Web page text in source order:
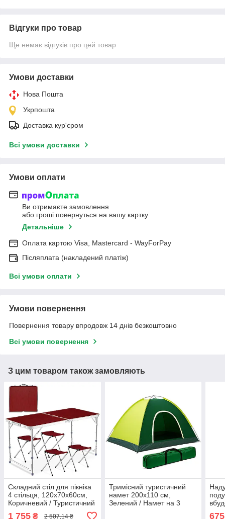
Відгуки про товар
Ще немає відгуків про цей товар
Умови доставки
Нова Пошта
Укрпошта
Доставка кур'єром
Всі умови доставки
Умови оплати
Ви отримаєте замовлення
або гроші повернуться на вашу картку
Детальніше
Оплата картою Visa, Mastercard - WayForPay
Післяплата (накладений платіж)
Всі умови оплати
Умови повернення
Повернення товару впродовж 14 днів безкоштовно
Всі умови повернення
З цим товаром також замовляють
Складний стіл для пікніка
4 стільця, 120х70х60см,
Коричневий / Туристичний
стіл розкладний / Стіл для
1 755 ₴ 2 507,14 ₴
Тримісний туристичний
намет 200х110 см,
Зелений / Намет на 3